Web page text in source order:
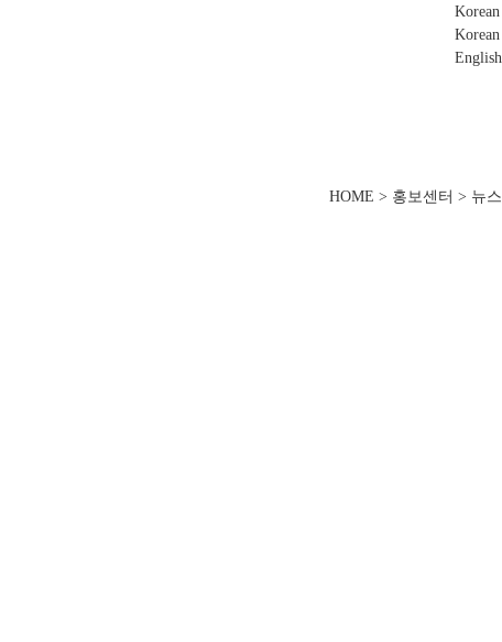
Korean
Korean
English
HOME > 홍보센터 > 뉴스